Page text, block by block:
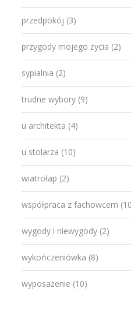
przedpokój (3)
przygody mojego życia (2)
sypialnia (2)
trudne wybory (9)
u architekta (4)
u stolarza (10)
wiatrołap (2)
współpraca z fachowcem
wygody i niewygody (2)
wykończeniówka (8)
wyposażenie (10)